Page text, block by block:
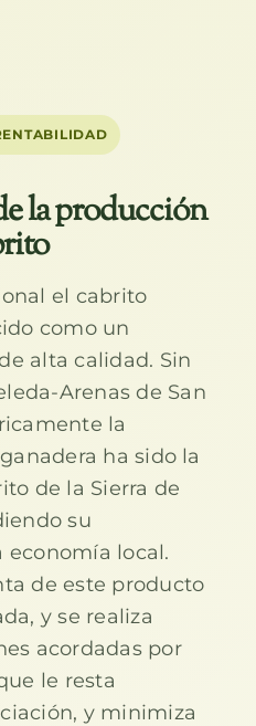
la producción
el cabrito
como un
alta calidad. Sin
Arenas de San
la
ha sido la
de la Sierra de
su
economía local.
de este producto
y se realiza
acordadas por
le resta
y minimiza